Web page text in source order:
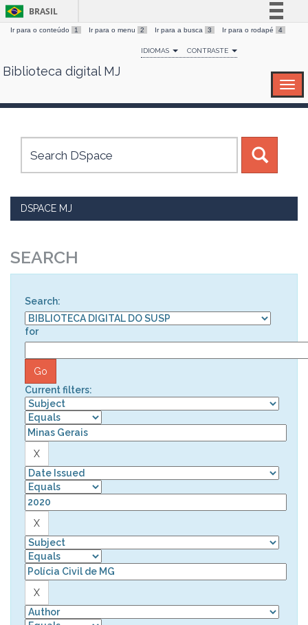
Skip
BRASIL
Simplifique!
Comunica BR
Canais
Ir para o conteúdo 1 Ir para o menu 2 Ir para a busca 3 Ir para o rodapé 4
IDIOMAS CONTRASTE
Biblioteca digital MJ
DSPACE MJ
SEARCH
Search:
for
Current filters: